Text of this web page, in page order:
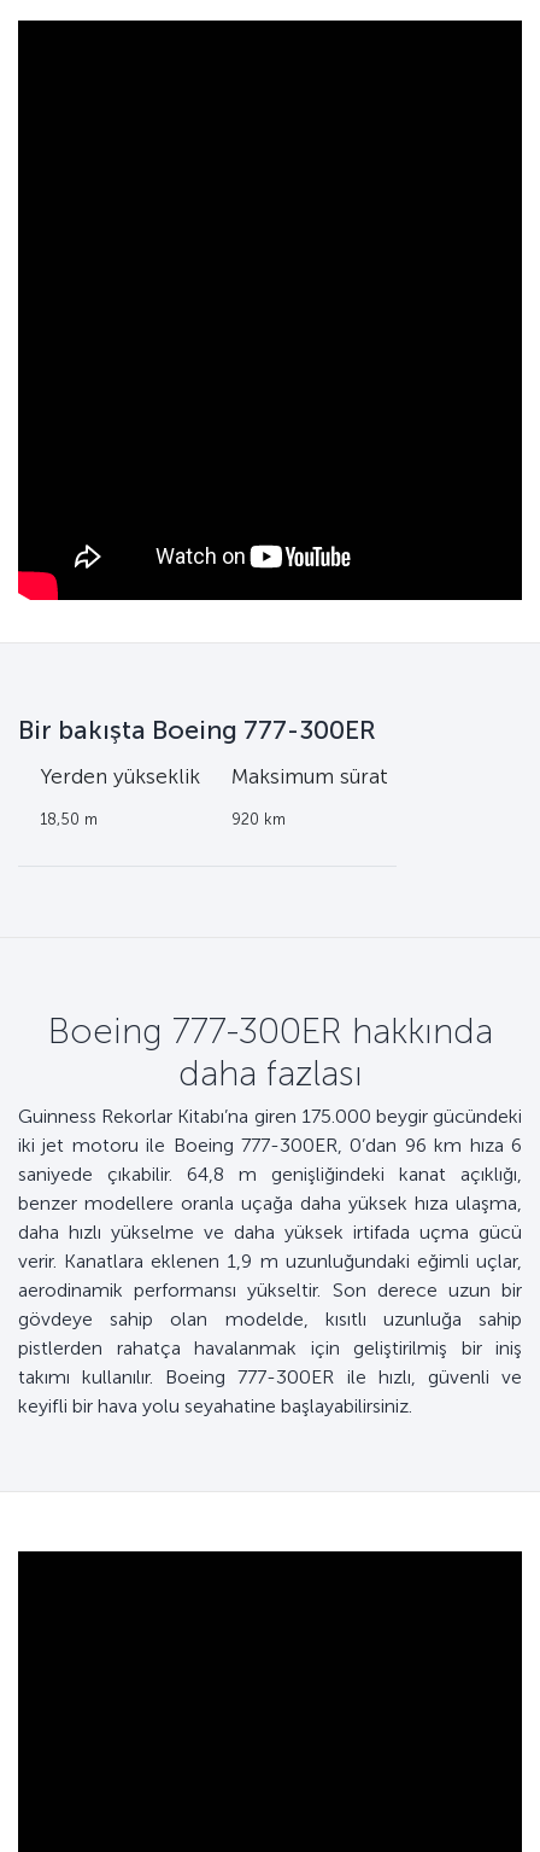
Bir bakışta Boeing 777-300ER
Yerden yükseklik
18,50 m
Maksimum sürat
920 km
Boeing 777-300ER hakkında
daha fazlası
Guinness Rekorlar Kitabı’na giren 175.000 beygir gücündeki
iki jet motoru ile Boeing 777-300ER, 0’dan 96 km hıza 6
saniyede çıkabilir. 64,8 m genişliğindeki kanat açıklığı,
benzer modellere oranla uçağa daha yüksek hıza ulaşma,
daha hızlı yükselme ve daha yüksek irtifada uçma gücü
verir. Kanatlara eklenen 1,9 m uzunluğundaki eğimli uçlar,
aerodinamik performansı yükseltir. Son derece uzun bir
gövdeye sahip olan modelde, kısıtlı uzunluğa sahip
pistlerden rahatça havalanmak için geliştirilmiş bir iniş
takımı kullanılır. Boeing 777-300ER ile hızlı, güvenli ve
keyifli bir hava yolu seyahatine başlayabilirsiniz.